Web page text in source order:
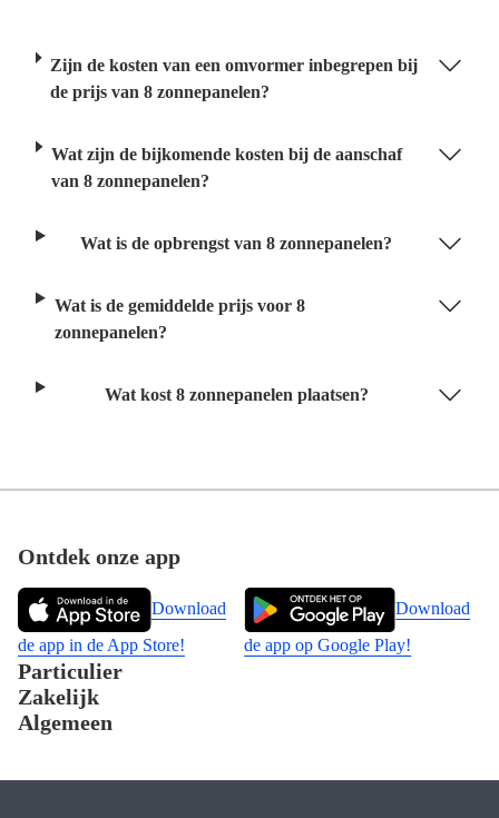
Zijn de kosten van een omvormer inbegrepen bij
de prijs van 8 zonnepanelen?
Wat zijn de bijkomende kosten bij de aanschaf
van 8 zonnepanelen?
Wat is de opbrengst van 8 zonnepanelen?
Wat is de gemiddelde prijs voor 8
zonnepanelen?
Wat kost 8 zonnepanelen plaatsen?
Footer
Ontdek onze app
Download
de app in de App Store!
Download
de app op Google Play!
Particulier
Zakelijk
Algemeen